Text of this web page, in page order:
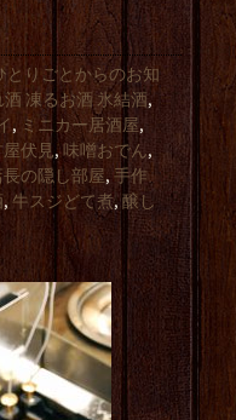
とりごとからのお知
凍るお酒 氷結酒,
, ミニカー居酒屋,
伏見,味噌おでん,
長の隠し部屋,手作
, 牛スジどて煮,醸し